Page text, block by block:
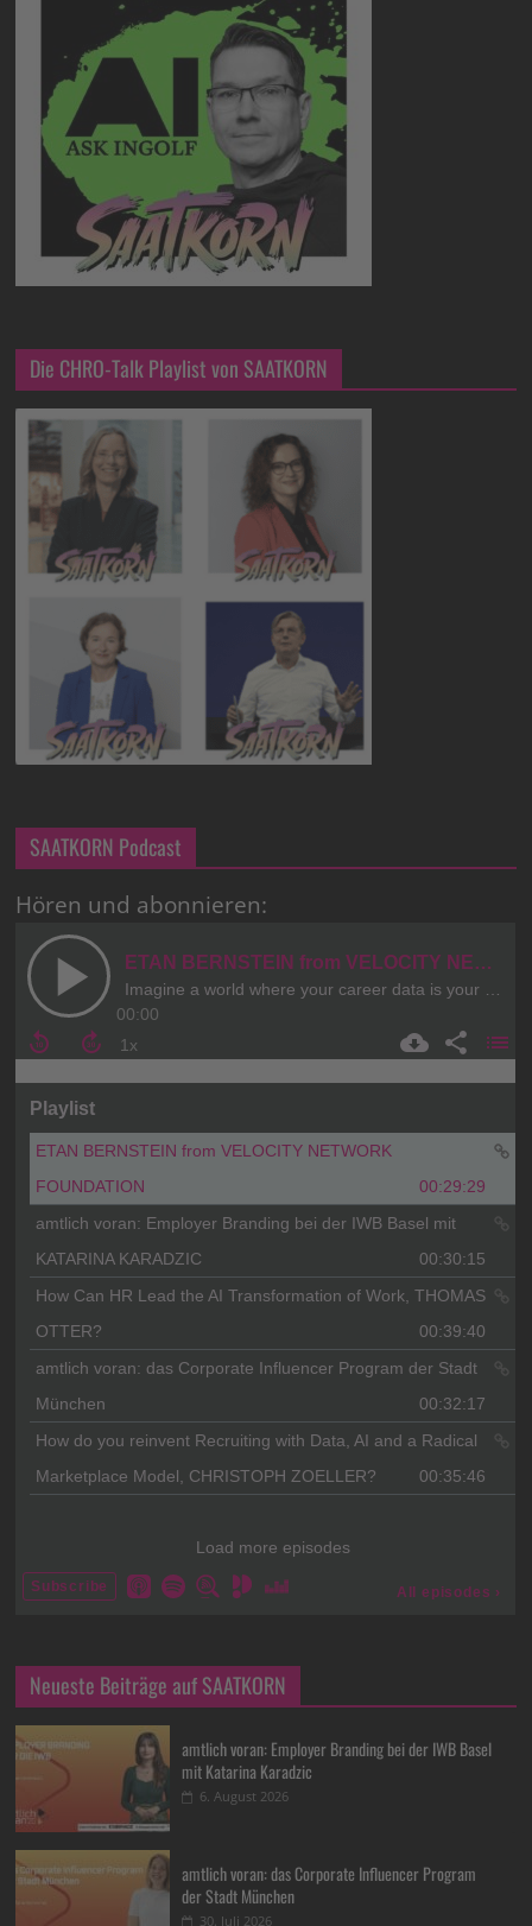
Die CHRO-Talk Playlist von SAATKORN
SAATKORN Podcast
Hören und abonnieren:
Neueste Beiträge auf SAATKORN
amtlich voran: Employer Branding bei der IWB Basel
mit Katarina Karadzic
6. August 2026
amtlich voran: das Corporate Influencer Program
der Stadt München
30. Juli 2026